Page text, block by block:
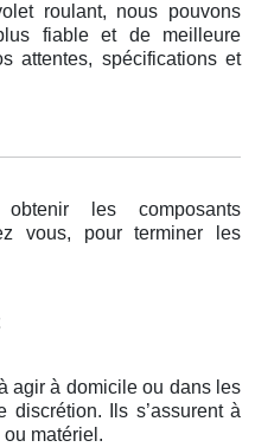
roulant, nous pouvons
fiable et de meilleure
attentes, spécifications et
les composants
vous, pour terminer les
agir à domicile ou dans les
discrétion. Ils s’assurent à
matériel.